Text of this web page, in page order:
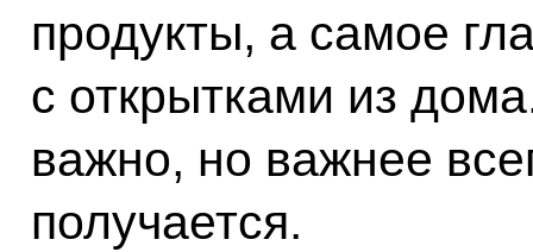
продукты, а самое
с открытками из
важно, но важнее
получается.